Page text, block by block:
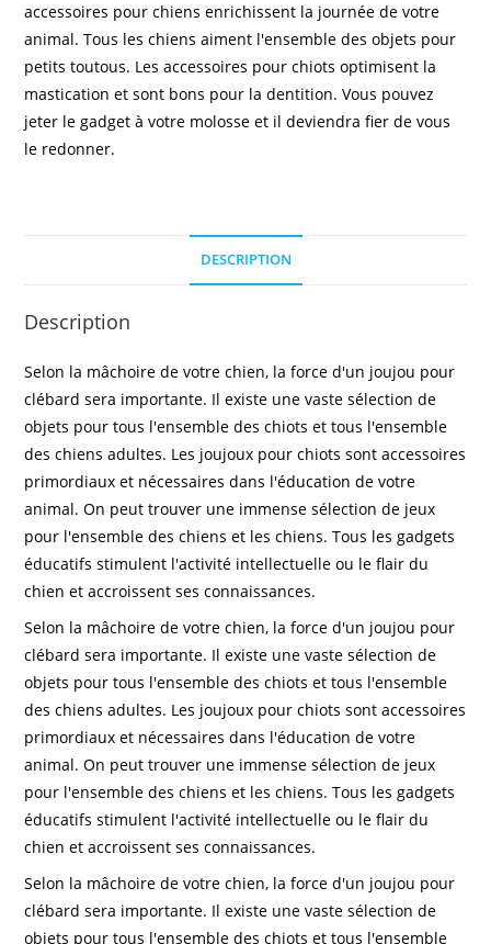
accessoires pour chiens enrichissent la journée de votre
animal. Tous les chiens aiment l'ensemble des objets pour
petits toutous. Les accessoires pour chiots optimisent la
mastication et sont bons pour la dentition. Vous pouvez
jeter le gadget à votre molosse et il deviendra fier de vous
le redonner.
DESCRIPTION
Description
Selon la mâchoire de votre chien, la force d'un joujou pour
clébard sera importante. Il existe une vaste sélection de
objets pour tous l'ensemble des chiots et tous l'ensemble
des chiens adultes. Les joujoux pour chiots sont accessoires
primordiaux et nécessaires dans l'éducation de votre
animal. On peut trouver une immense sélection de jeux
pour l'ensemble des chiens et les chiens. Tous les gadgets
éducatifs stimulent l'activité intellectuelle ou le flair du
chien et accroissent ses connaissances.
Selon la mâchoire de votre chien, la force d'un joujou pour
clébard sera importante. Il existe une vaste sélection de
objets pour tous l'ensemble des chiots et tous l'ensemble
des chiens adultes. Les joujoux pour chiots sont accessoires
primordiaux et nécessaires dans l'éducation de votre
animal. On peut trouver une immense sélection de jeux
pour l'ensemble des chiens et les chiens. Tous les gadgets
éducatifs stimulent l'activité intellectuelle ou le flair du
chien et accroissent ses connaissances.
Selon la mâchoire de votre chien, la force d'un joujou pour
clébard sera importante. Il existe une vaste sélection de
objets pour tous l'ensemble des chiots et tous l'ensemble